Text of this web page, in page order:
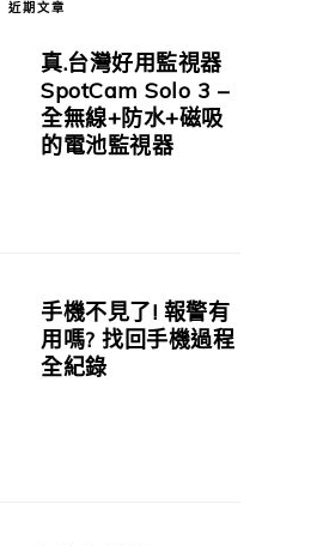
近期文章
真.台灣好用監視器
SpotCam Solo 3 –
全無線+防水+磁吸
的電池監視器
手機不見了! 報警有
用嗎? 找回手機過程
全紀錄